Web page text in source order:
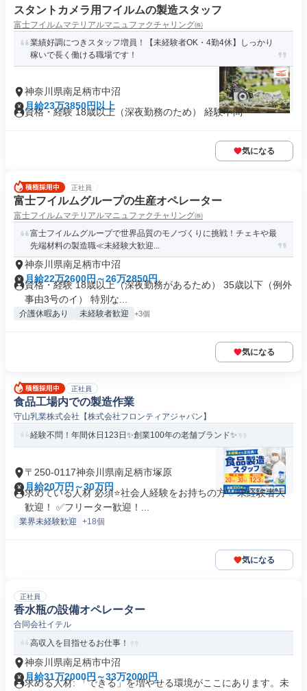
スタントカメラ用フイルムの製造スタッフ
富士フイルムマテリアルマニュファクチャリング㈱
業績好調につきスタッフ増員！【未経験者OK・4勤4休】しっかり
稼いで長く働ける職場です！
神奈川県南足柄市中沼
月給23万3850円以上
資格・経験 18歳以上（深夜勤務のため） 経験不問
気になる
正社員
富士フイルムグループの生産オペレーター
富士フイルムマテリアルマニュファクチャリング㈱
富士フイルムグループで世界品質のモノづくりに挑戦！チェキや最
先端材料の製造職≪未経験大歓迎...
神奈川県南足柄市中沼
月給22万2600円～26万2850円
資格・経験 18歳以上（深夜勤務があるため） 35歳以下（例外
事由3号のイ） 特別な...
介護休暇あり 未経験者歓迎 +3個
気になる
正社員
食品工場内での製造作業
守山乳業株式会社【株式会社フロンティアジャパン】
経験不問！年間休日123日✨創業100年の老舗ブランド✨
〒250-0117神奈川県南足柄市塚原
月給20万円～30万円
求めている人材 必須⭐社会人経験をお持ちの方 ✅未経験者大
歓迎！ ✅フリーター歓迎！...
業界未経験歓迎 +18個
気になる
正社員
香水瓶の設備オペレーター
合同会社イテル
高収入を目指せるお仕事！
神奈川県南足柄市中沼
月給31万2000円～33万2000円
求める人材: 「できる」を増やせる環境がここにあります。未